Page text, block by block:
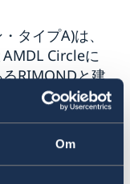
Om
タイプA)は、
Circleに
RIMONDと建
をテーマに、
再利用をふま